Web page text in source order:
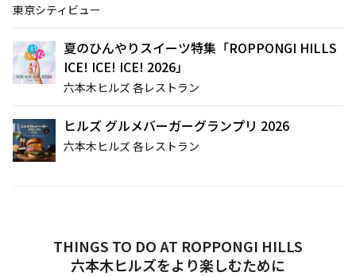
東京シティビュー
夏のひんやりスイーツ特集「ROPPONGI HILLS
ICE! ICE! ICE! 2026」
六本木ヒルズ 各レストラン
ヒルズ グルメバーガーグランプリ 2026
六本木ヒルズ 各レストラン
THINGS TO DO AT ROPPONGI HILLS
六本木ヒルズをより楽しむために